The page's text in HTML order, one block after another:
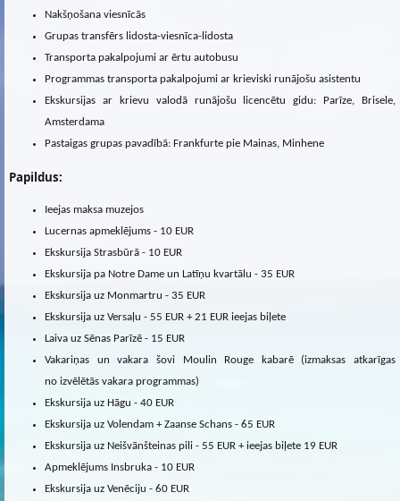
Nakšņošana viesnīcās
Grupas transfērs lidosta-viesnīca-lidosta
Transporta pakalpojumi ar ērtu autobusu
Programmas transporta pakalpojumi ar krieviski runājošu asistentu
Ekskursijas ar krievu valodā runājošu licencētu gidu: Parīze, Brisele,
Amsterdama
Pastaigas grupas pavadībā: Frankfurte pie Mainas, Minhene
Papildus:
Ieejas maksa muzejos
Lucernas apmeklējums - 10 EUR
Ekskursija Strasbūrā - 10 EUR
Ekskursija pa Notre Dame un Latīņu kvartālu - 35 EUR
Ekskursija uz Monmartru - 35 EUR
Ekskursija uz Versaļu - 55 EUR + 21 EUR ieejas biļete
Laiva uz Sēnas Parīzē - 15 EUR
Vakariņas un vakara šovi Moulin Rouge kabarē (izmaksas atkarīgas
no izvēlētās vakara programmas)
Ekskursija uz Hāgu - 40 EUR
Ekskursija uz Volendam + Zaanse Schans - 65 EUR
Ekskursija uz Neišvānšteinas pili - 55 EUR + ieejas biļete 19 EUR
Apmeklējums Insbruka - 10 EUR
Ekskursija uz Venēciju - 60 EUR